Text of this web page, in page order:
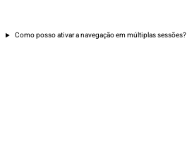
Como posso ativar a navegação em múltiplas sessões?